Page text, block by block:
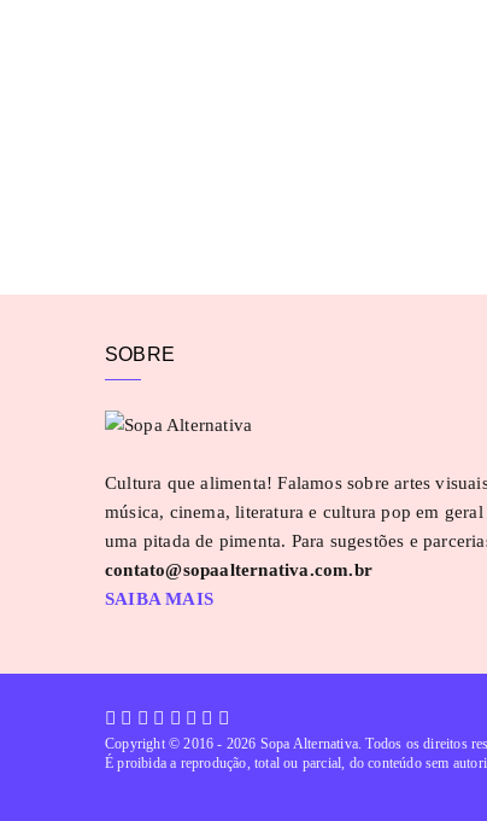
SOBRE
Cultura que alimenta! Falamos sobre artes
música, cinema, literatura e cultura pop em geral
uma pitada de pimenta. Para sugestões e
contato@sopaalternativa.com.br
SAIBA MAIS
Copyright © 2016 - 2026 Sopa Alternativa . Todos os direitos
É proibida a reprodução, total ou parcial, do conteúdo sem